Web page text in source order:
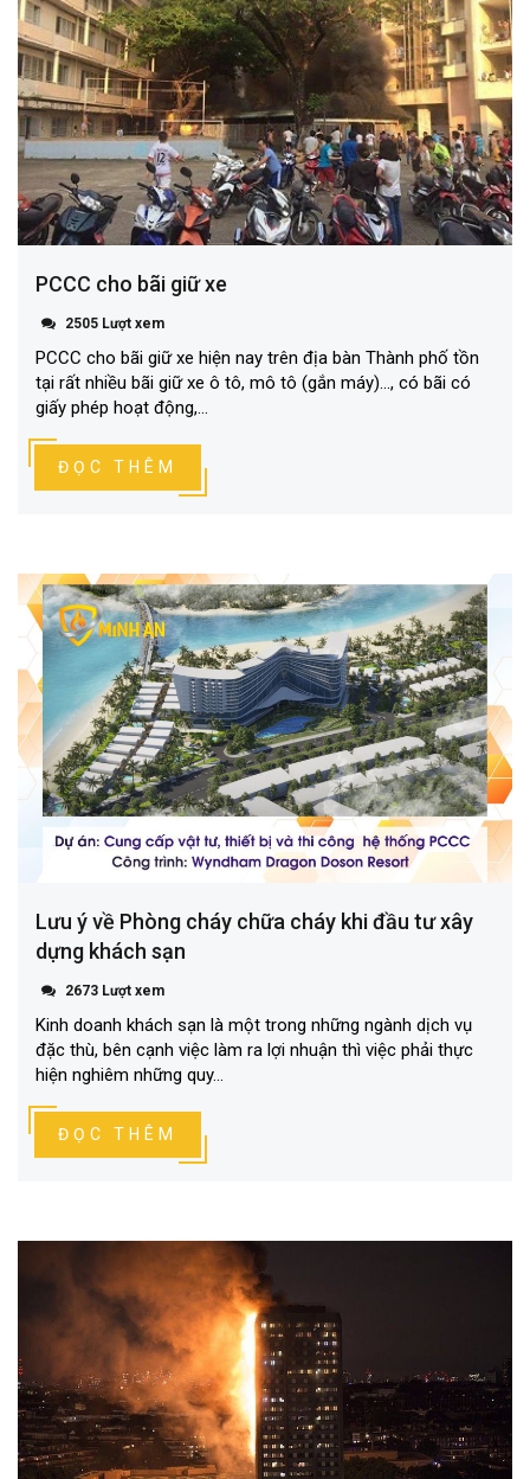
PCCC cho bãi giữ xe
2505 Lượt xem
PCCC cho bãi giữ xe hiện nay trên địa bàn Thành phố tồn
tại rất nhiều bãi giữ xe ô tô, mô tô (gắn máy)…, có bãi có
giấy phép hoạt động,...
ĐỌC THÊM
Lưu ý về Phòng cháy chữa cháy khi đầu tư xây
dựng khách sạn
2673 Lượt xem
Kinh doanh khách sạn là một trong những ngành dịch vụ
đặc thù, bên cạnh việc làm ra lợi nhuận thì việc phải thực
hiện nghiêm những quy...
ĐỌC THÊM